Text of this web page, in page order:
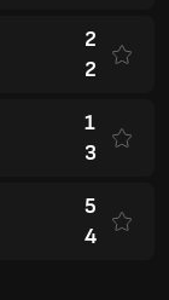
2
2
1
3
5
4